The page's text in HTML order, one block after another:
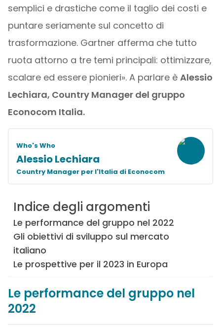
semplici e drastiche come il taglio dei costi e
puntare seriamente sul concetto di
trasformazione. Gartner afferma che tutto
ruota attorno a tre temi principali: ottimizzare,
scalare ed essere pionieri». A parlare è Alessio
Lechiara, Country Manager del gruppo
Econocom Italia.
Who's Who
Alessio Lechiara
Country Manager per l'Italia di Econocom
Indice degli argomenti
Le performance del gruppo nel 2022
Gli obiettivi di sviluppo sul mercato
italiano
Le prospettive per il 2023 in Europa
Le performance del gruppo nel
2022